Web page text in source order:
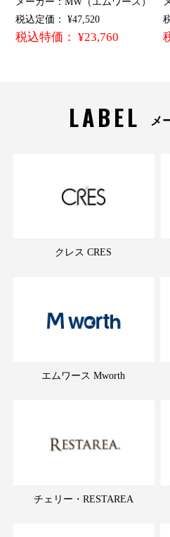
税込定価： ¥47,520
税込特価： ¥23,760
LABEL メ
クレス CRES
エムワース Mworth
チェリー・RESTAREA